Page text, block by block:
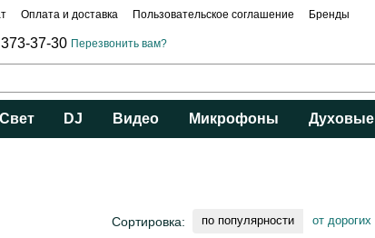
Оплата и доставка Пользовательское соглашение
Бренды
37-30 Перезвонить вам?
Свет DJ Видео Микрофоны Духовые
Сортировка: по популярности от дорогих